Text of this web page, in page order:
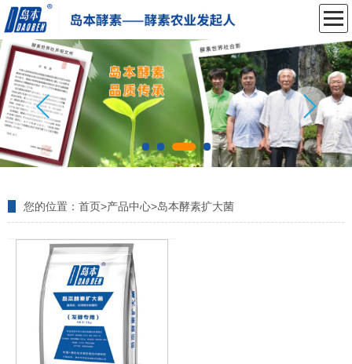
您的位置： 首页>产品中心>岛本酵素扩大菌